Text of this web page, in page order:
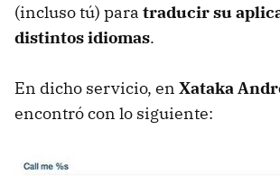
(incluso tú) para traducir su
distintos idiomas.
En dicho servicio, en Xataka
encontró con lo siguiente: